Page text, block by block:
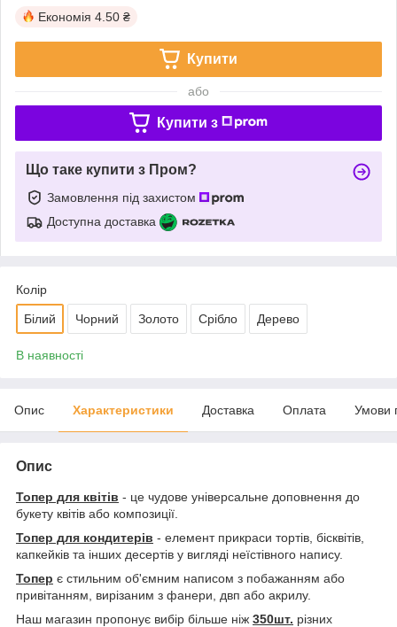
Економія 4.50 ₴
Купити
або
Купити з
Що таке купити з Пром?
Замовлення під захистом
Доступна доставка
Колір
Білий Чорний Золото Срібло Дерево
В наявності
Опис Характеристики Доставка Оплата Умови
Опис
Топер для квітів - це чудове універсальне доповнення до
букету квітів або композиції.
Топер для кондитерів - елемент прикраси тортів, бісквітів,
капкейків та інших десертів у вигляді неїстівного напису.
Топер є стильним об'ємним написом з побажанням або
привітанням, вирізаним з фанери, двп або акрилу.
Наш магазин пропонує вибір більше ніж 350шт. різних